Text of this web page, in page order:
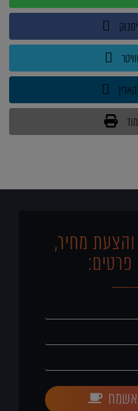
מחיר,
אשמח